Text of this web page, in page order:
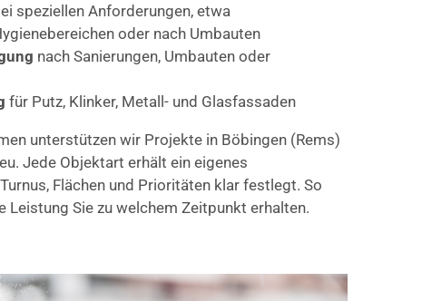
speziellen Anforderungen, etwa
oder nach Umbauten
nach Sanierungen, Umbauten oder
für Putz, Klinker, Metall- und Glasfassaden
unterstützen wir Projekte in Böbingen (Rems)
Jede Objektart erhält ein eigenes
Flächen und Prioritäten klar festlegt. So
Leistung Sie zu welchem Zeitpunkt erhalten.